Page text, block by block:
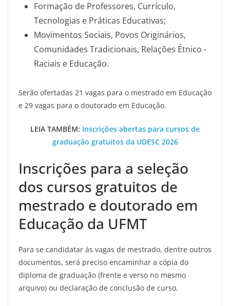
Formação de Professores, Currículo,
Tecnologias e Práticas Educativas;
Movimentos Sociais, Povos Originários,
Comunidades Tradicionais, Relações Étnico -
Raciais e Educação.
Serão ofertadas 21 vagas para o mestrado em Educação
e 29 vagas para o doutorado em Educação.
LEIA TAMBÉM: Inscrições abertas para cursos de
graduação gratuitos da UDESC 2026
Inscrições para a seleção
dos cursos gratuitos de
mestrado e doutorado em
Educação da UFMT
Para se candidatar às vagas de mestrado, dentre outros
documentos, será preciso encaminhar a cópia do
diploma de graduação (frente e verso no mesmo
arquivo) ou declaração de conclusão de curso.